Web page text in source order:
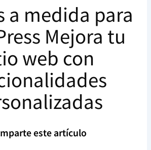
a medida para
Mejora tu
web con
este artículo